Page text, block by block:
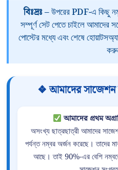
বিঃদ্রঃ– উপরের PDF-এ কিছু
সম্পূর্ণ সেট পেতে চাইলে আমাদের
পোস্টের মধ্যে এবং শেষে
❖ আমাদের
আমাদের প্রথম
অসংখ্য ছাত্রছাত্রী আমাদের
পর্যন্ত নম্বর অর্জন করেছে। তাদের
আছে। তাই 90%-এর বেশি